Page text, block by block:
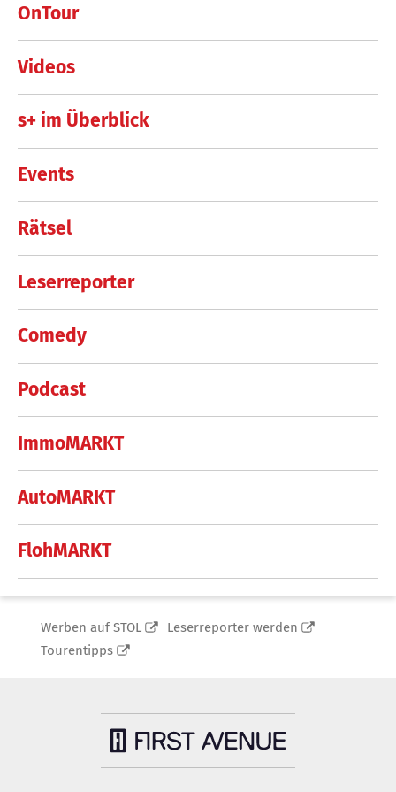
OnTour
Videos
s+ im Überblick
Events
Rätsel
Leserreporter
Comedy
Podcast
ImmoMARKT
AutoMARKT
FlohMARKT
Werben auf STOL
Leserreporter werden
Tourentipps